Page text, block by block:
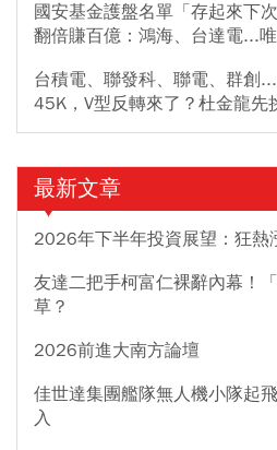
國安基金護盤名單「存起來下
翻倍賺百億：鴻海、台達電...
台積電、聯發科、聯電、群創
45K，V型反轉來了？杜金龍先
最新文章
2026年下半年投資展望：狂熱
友達二把手柯富仁裸辭內幕！
草？
2026前進大南方論壇
佳世達集團艦隊無人機小隊起
入